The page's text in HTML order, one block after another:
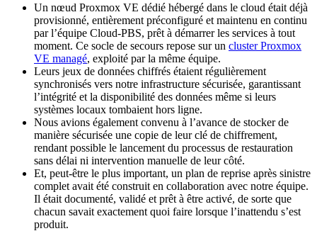
Un nœud Proxmox VE dédié hébergé dans le cloud était déjà
provisionné, entièrement préconfiguré et maintenu en continu
par l’équipe Cloud-PBS, prêt à démarrer les services à tout
moment. Ce socle de secours repose sur un cluster Proxmox
VE managé, exploité par la même équipe.
Leurs jeux de données chiffrés étaient régulièrement
synchronisés vers notre infrastructure sécurisée, garantissant
l’intégrité et la disponibilité des données même si leurs
systèmes locaux tombaient hors ligne.
Nous avions également convenu à l’avance de stocker de
manière sécurisée une copie de leur clé de chiffrement,
rendant possible le lancement du processus de restauration
sans délai ni intervention manuelle de leur côté.
Et, peut-être le plus important, un plan de reprise après sinistre
complet avait été construit en collaboration avec notre équipe.
Il était documenté, validé et prêt à être activé, de sorte que
chacun savait exactement quoi faire lorsque l’inattendu s’est
produit.